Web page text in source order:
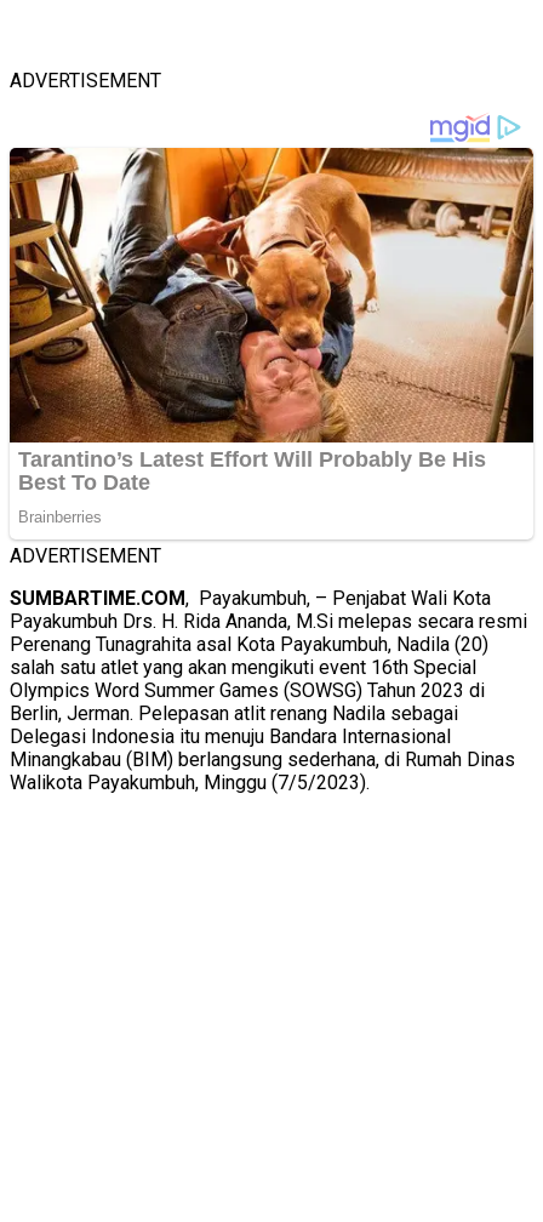
ADVERTISEMENT
ADVERTISEMENT
SUMBARTIME.COM, Payakumbuh, – Penjabat Wali Kota
Payakumbuh Drs. H. Rida Ananda, M.Si melepas secara resmi
Perenang Tunagrahita asal Kota Payakumbuh, Nadila (20)
salah satu atlet yang akan mengikuti event 16th Special
Olympics Word Summer Games (SOWSG) Tahun 2023 di
Berlin, Jerman. Pelepasan atlit renang Nadila sebagai
Delegasi Indonesia itu menuju Bandara Internasional
Minangkabau (BIM) berlangsung sederhana, di Rumah Dinas
Walikota Payakumbuh, Minggu (7/5/2023).